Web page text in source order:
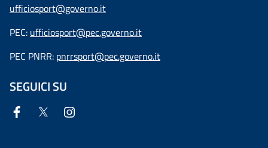
ufficiosport@governo.it
PEC: ufficiosport@pec.governo.it
PEC PNRR: pnrrsport@pec.governo.it
SEGUICI SU